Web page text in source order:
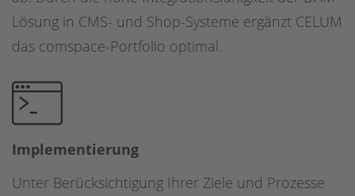
Lösung in CMS- und Shop-Systeme ergänzt CELUM
das comspace-Portfolio optimal.
Implementierung
Unter Berücksichtigung Ihrer Ziele und Prozesse